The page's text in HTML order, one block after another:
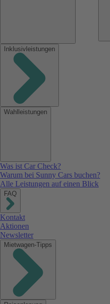
Inklusivleistungen
Wahlleistungen
Was ist Car Check?
Warum bei Sunny Cars buchen?
Alle Leistungen auf einen Blick
FAQ
Kontakt
Aktionen
Newsletter
Mietwagen-Tipps